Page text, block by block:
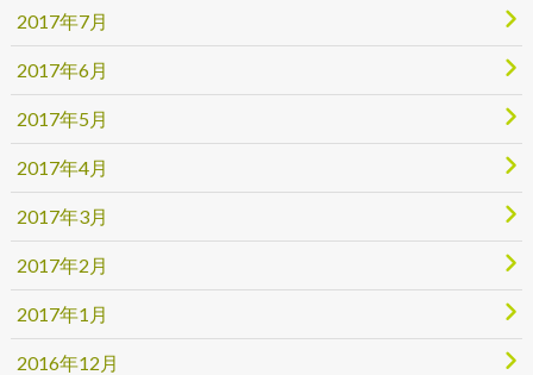
2017年7月
2017年6月
2017年5月
2017年4月
2017年3月
2017年2月
2017年1月
2016年12月